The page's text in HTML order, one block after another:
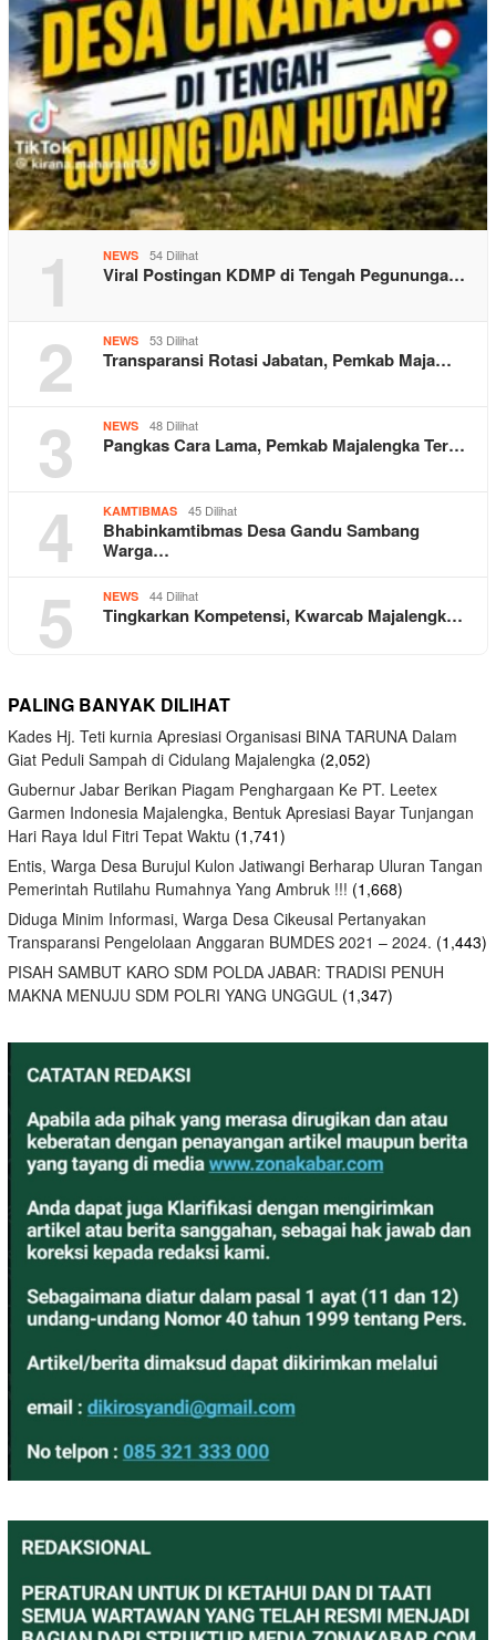
1 NEWS 54 Dilihat
Viral Postingan KDMP di Tengah Pegununga…
2 NEWS 53 Dilihat
Transparansi Rotasi Jabatan, Pemkab Maja…
3 NEWS 48 Dilihat
Pangkas Cara Lama, Pemkab Majalengka Ter…
4 KAMTIBMAS 45 Dilihat
Bhabinkamtibmas Desa Gandu Sambang
Warga…
5 NEWS 44 Dilihat
Tingkarkan Kompetensi, Kwarcab Majalengk…
PALING BANYAK DILIHAT
Kades Hj. Teti kurnia Apresiasi Organisasi BINA TARUNA Dalam
Giat Peduli Sampah di Cidulang Majalengka (2,052)
Gubernur Jabar Berikan Piagam Penghargaan Ke PT. Leetex
Garmen Indonesia Majalengka, Bentuk Apresiasi Bayar Tunjangan
Hari Raya Idul Fitri Tepat Waktu (1,741)
Entis, Warga Desa Burujul Kulon Jatiwangi Berharap Uluran Tangan
Pemerintah Rutilahu Rumahnya Yang Ambruk !!! (1,668)
Diduga Minim Informasi, Warga Desa Cikeusal Pertanyakan
Transparansi Pengelolaan Anggaran BUMDES 2021 – 2024. (1,443)
PISAH SAMBUT KARO SDM POLDA JABAR: TRADISI PENUH
MAKNA MENUJU SDM POLRI YANG UNGGUL (1,347)